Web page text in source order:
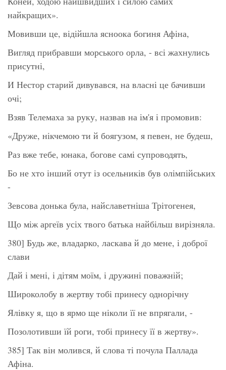
найкращих».
Мовивши це, відійшла ясноока богиня Афіна,
Вигляд прибравши морського орла, - всі жахнулись
присутні,
И Нестор старий дивувався, на власні це бачивши
очі;
Взяв Телемаха за руку, назвав на ім'я і промовив:
«Друже, нікчемою ти й боягузом, я певен, не будеш,
Раз вже тебе, юнака, богове самі супроводять,
Бо не хто інший отут із осельників був олімпійських
-
Зевсова донька була, найславетніша Трітогенея,
Що між аргеїв усіх твого батька найбільш вирізняла.
380] Будь же, владарко, ласкава й до мене, і доброї
слави
Дай і мені, і дітям моїм, і дружині поважній;
Широколобу в жертву тобі принесу однорічну
Ялівку я, що в ярмо ще ніколи її не впрягали, -
Позолотивши їй роги, тобі принесу її в жертву».
385] Так він молився, й слова ті почула Паллада
Афіна.